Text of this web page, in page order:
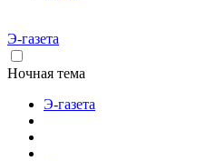
Э-газета
Ночная тема
Э-газета